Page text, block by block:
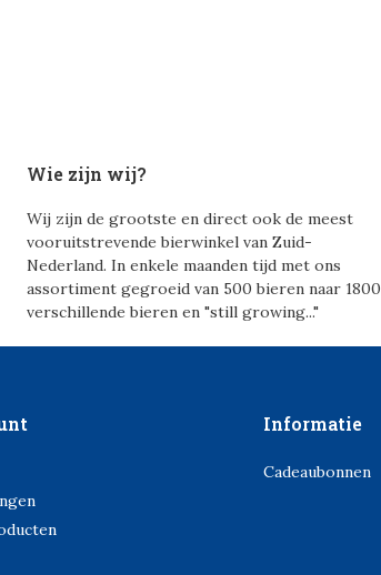
Wie zijn wij?
Wij zijn de grootste en direct ook de meest
vooruitstrevende bierwinkel van Zuid-
Nederland. In enkele maanden tijd met ons
assortiment gegroeid van 500 bieren naar 1800
verschillende bieren en "still growing..."
Informatie
Cadeaubonnen